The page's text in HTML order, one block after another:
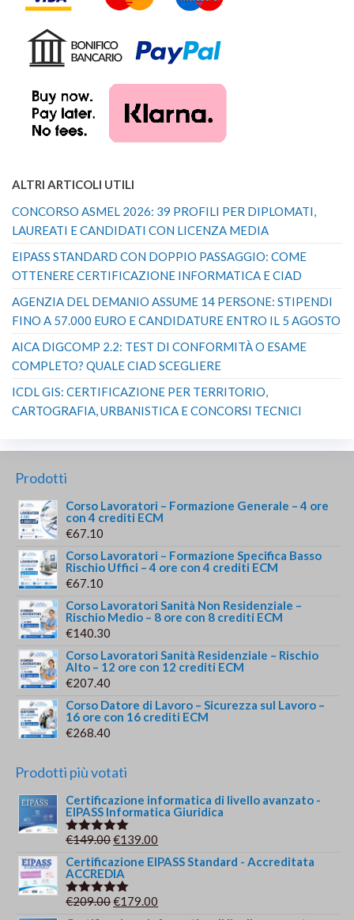
ALTRI ARTICOLI UTILI
CONCORSO ASMEL 2026: 39 PROFILI PER DIPLOMATI,
LAUREATI E CANDIDATI CON LICENZA MEDIA
EIPASS STANDARD CON DOPPIO PASSAGGIO: COME
OTTENERE CERTIFICAZIONE INFORMATICA E CIAD
AGENZIA DEL DEMANIO ASSUME 14 PERSONE: STIPENDI
FINO A 57.000 EURO E CANDIDATURE ENTRO IL 5 AGOSTO
AICA DIGCOMP 2.2: TEST DI CONFORMITÀ O ESAME
COMPLETO? QUALE CIAD SCEGLIERE
ICDL GIS: CERTIFICAZIONE PER TERRITORIO,
CARTOGRAFIA, URBANISTICA E CONCORSI TECNICI
Prodotti
Corso Lavoratori – Formazione Generale – 4 ore
con 4 crediti ECM
€67.10
Corso Lavoratori – Formazione Specifica Basso
Rischio Uffici – 4 ore con 4 crediti ECM
€67.10
Corso Lavoratori Sanità Non Residenziale –
Rischio Medio – 8 ore con 8 crediti ECM
€140.30
Corso Lavoratori Sanità Residenziale – Rischio
Alto – 12 ore con 12 crediti ECM
€207.40
Corso Datore di Lavoro – Sicurezza sul Lavoro –
16 ore con 16 crediti ECM
€268.40
Prodotti più votati
Certificazione informatica di livello avanzato -
EIPASS Informatica Giuridica
Valutato
€149.00Il
prezzo
originale
era:
€139.00
prezzo
Certificazione EIPASS Standard - Accreditata
ACCREDIA
Valutato
€209.00Il
€179.00